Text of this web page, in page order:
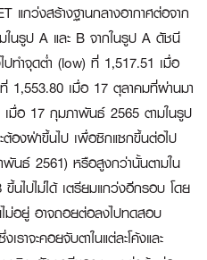
แกว่งสร้างฐานกลางอากาศต่อจาก
นรูป A และ B จากในรูป A ดัชนี
ทำจุดต่ำ (low) ที่ 1,517.51 เมื่อ
1,553.80 เมื่อ 17 ตุลาคมที่ผ่านมา
มื่อ 17 กุมภาพันธ์ 2565 ตามในรูป
องฝ่าขึ้นไป เพื่อซิกแซกขึ้นต่อไป
นธ์ 2561) หรือสูงกว่านั้นตามใน
นไปไม่ได้ เตรียมแกว่งอีกรอบ โดย
ม่อยู่ อาจถอยต่อลงไปทดสอบ
าจะคอยจับตาในแต่ละโค้งและ